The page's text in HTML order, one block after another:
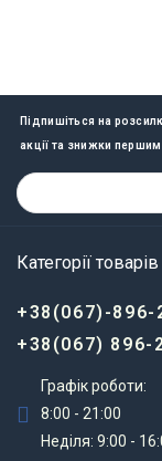
Підпишіться на
акції та знижки
Категорії товарів
+38(067)-896-
+38(067) 896-
Графік роботи:
8:00 - 21:00
Неділя: 9:00 -